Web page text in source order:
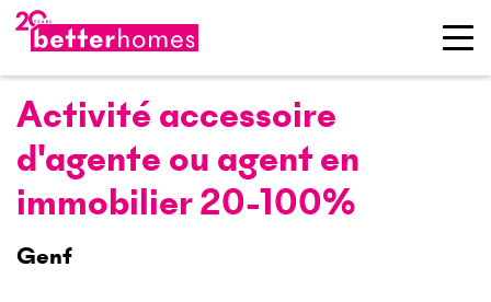
Activité accessoire
d'agente ou agent en
immobilier 20-100%
Genf